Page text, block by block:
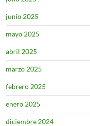
junio 2025
mayo 2025
abril 2025
marzo 2025
febrero 2025
enero 2025
diciembre 2024